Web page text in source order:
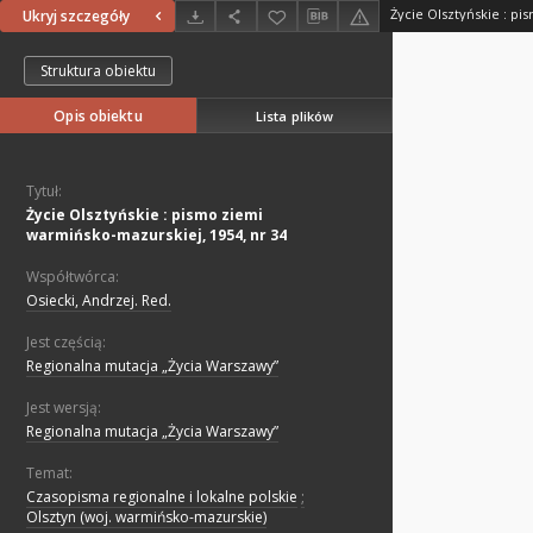
Ukryj szczegóły
Struktura obiektu
Opis obiektu Lista plików
Tytuł:
Życie Olsztyńskie : pismo ziemi
warmińsko-mazurskiej, 1954, nr 34
Współtwórca:
Osiecki, Andrzej. Red.
Jest częścią:
Regionalna mutacja „Życia Warszawy”
Jest wersją:
Regionalna mutacja „Życia Warszawy”
Temat:
Czasopisma regionalne i lokalne polskie ;
Olsztyn (woj. warmińsko-mazurskie)